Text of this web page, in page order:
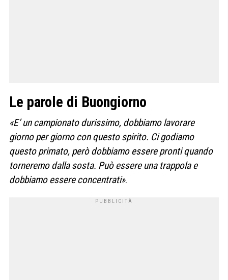
Le parole di Buongiorno
«E’ un campionato durissimo, dobbiamo lavorare
giorno per giorno con questo spirito. Ci godiamo
questo primato, però dobbiamo essere pronti quando
torneremo dalla sosta. Può essere una trappola e
dobbiamo essere concentrati».